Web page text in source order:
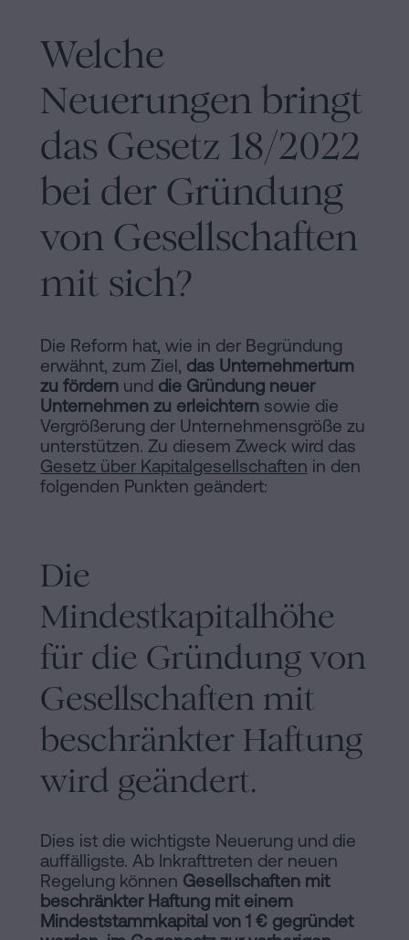
Welche
Neuerungen bringt
das Gesetz 18/2022
bei der Gründung
von Gesellschaften
mit sich?
Die Reform hat, wie in der Begründung
erwähnt, zum Ziel, das Unternehmertum
zu fördern und die Gründung neuer
Unternehmen zu erleichtern sowie die
Vergrößerung der Unternehmensgröße zu
unterstützen. Zu diesem Zweck wird das
Gesetz über Kapitalgesellschaften in den
folgenden Punkten geändert:
Die
Mindestkapitalhöhe
für die Gründung von
Gesellschaften mit
beschränkter Haftung
wird geändert.
Dies ist die wichtigste Neuerung und die
auffälligste. Ab Inkrafttreten der neuen
Regelung können Gesellschaften mit
beschränkter Haftung mit einem
Mindeststammkapital von 1 € gegründet